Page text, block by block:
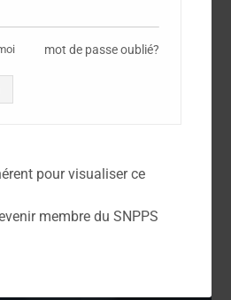
mot de passe oublié?
pour visualiser ce
membre du SNPPS